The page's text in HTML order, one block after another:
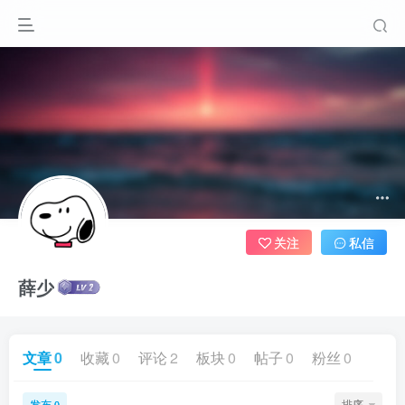
薛少
关注 私信
文章0 收藏 0 评论 2 板块 0 帖子 0 粉丝 0